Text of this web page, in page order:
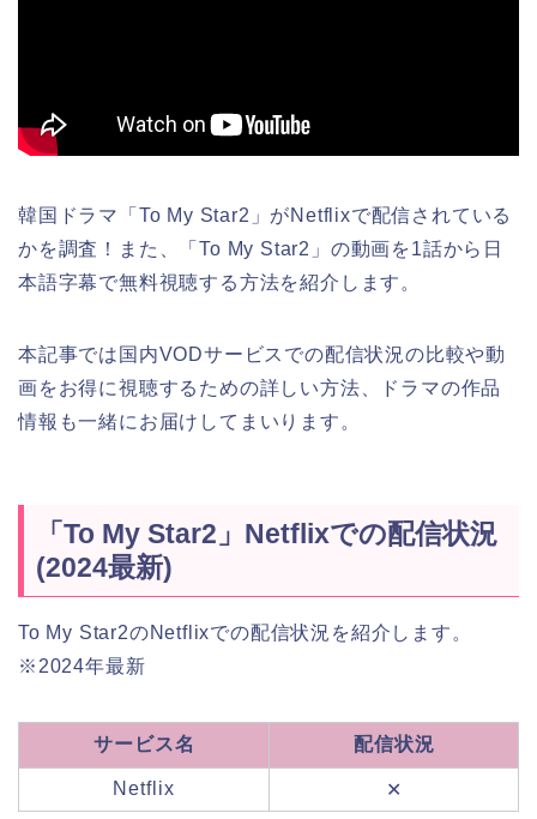
韓国ドラマ「To My Star2」がNetflixで配信されている
かを調査！また、「To My Star2」の動画を1話から日
本語字幕で無料視聴する方法を紹介します。
本記事では国内VODサービスでの配信状況の比較や動
画をお得に視聴するための詳しい方法、ドラマの作品
情報も一緒にお届けしてまいります。
「To My Star2」Netflixでの配信状況
(2024最新)
To My Star2のNetflixでの配信状況を紹介します。
※2024年最新
サービス名 配信状況
Netflix ✕